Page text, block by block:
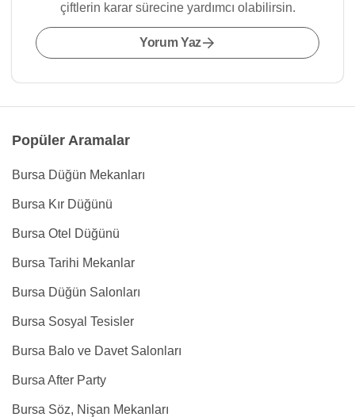
çiftlerin karar sürecine yardımcı olabilirsin.
Yorum Yaz
Popüler Aramalar
Bursa Düğün Mekanları
Bursa Kır Düğünü
Bursa Otel Düğünü
Bursa Tarihi Mekanlar
Bursa Düğün Salonları
Bursa Sosyal Tesisler
Bursa Balo ve Davet Salonları
Bursa After Party
Bursa Söz, Nişan Mekanları